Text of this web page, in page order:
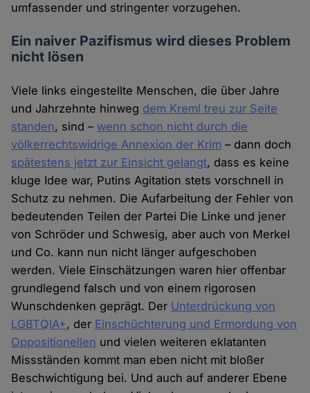
umfassender und stringenter vorzugehen.
Ein naiver Pazifismus wird dieses Problem
nicht lösen
Viele links eingestellte Menschen, die über Jahre
und Jahrzehnte hinweg dem Kreml treu zur Seite
standen, sind – wenn schon nicht durch die
völkerrechtswidrige Annexion der Krim – dann doch
spätestens jetzt zur Einsicht gelangt, dass es keine
kluge Idee war, Putins Agitation stets vorschnell in
Schutz zu nehmen. Die Aufarbeitung der Fehler von
bedeutenden Teilen der Partei Die Linke und jener
von Schröder und Schwesig, aber auch von Merkel
und Co. kann nun nicht länger aufgeschoben
werden. Viele Einschätzungen waren hier offenbar
grundlegend falsch und von einem rigorosen
Wunschdenken geprägt. Der Unterdrückung von
LGBTQIA+, der Einschüchterung und Ermordung von
Oppositionellen und vielen weiteren eklatanten
Missständen kommt man eben nicht mit bloßer
Beschwichtigung bei. Und auch auf anderer Ebene